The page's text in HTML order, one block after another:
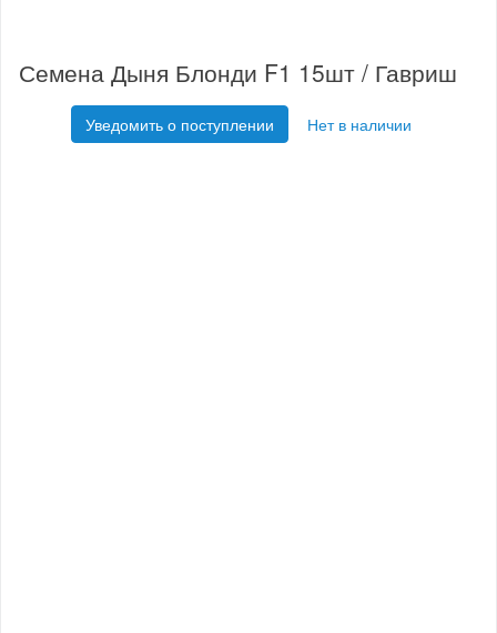
Семена Дыня Блонди F1 15шт / Гавриш
Уведомить о поступлении Нет в наличии